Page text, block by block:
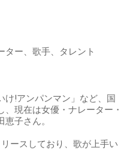
ター、歌手、タレント
け!アンパンマン」など、国
現在は女優・ナレーター・
子さん。
ースしており、歌が上手い